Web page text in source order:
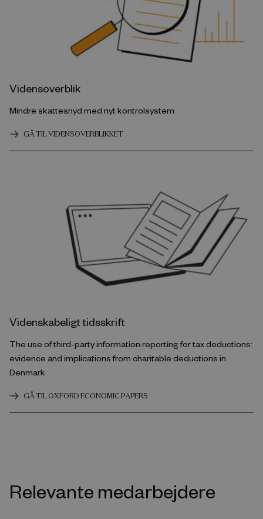
Vidensoverblik
Mindre skattesnyd med nyt kontrolsystem
GÅ TIL VIDENSOVERBLIKKET
Videnskabeligt tidsskrift
The use of third-party information reporting for tax deductions:
evidence and implications from charitable deductions in
Denmark
GÅ TIL OXFORD ECONOMIC PAPERS
Relevante medarbejdere